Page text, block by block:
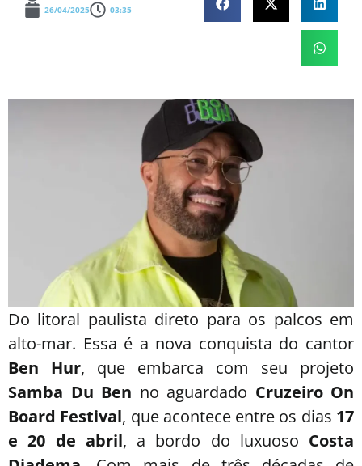
26/04/2025
03:35
Do litoral paulista direto para os palcos em
alto-mar. Essa é a nova conquista do cantor
Ben Hur, que embarca com seu projeto
Samba Du Ben no aguardado Cruzeiro On
Board Festival, que acontece entre os dias 17
e 20 de abril, a bordo do luxuoso Costa